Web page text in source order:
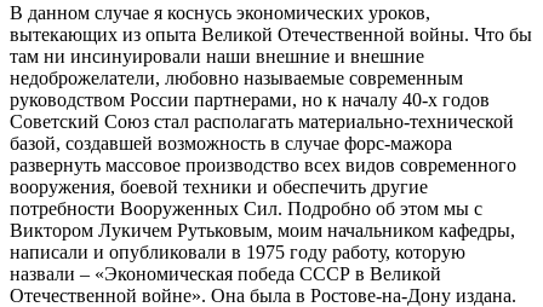
В данном случае я коснусь экономических уроков,
вытекающих из опыта Великой Отечественной войны. Что бы
там ни инсинуировали наши внешние и внешние
недоброжелатели, любовно называемые современным
руководством России партнерами, но к началу 40-х годов
Советский Союз стал располагать материально-технической
базой, создавшей возможность в случае форс-мажора
развернуть массовое производство всех видов современного
вооружения, боевой техники и обеспечить другие
потребности Вооруженных Сил. Подробно об этом мы с
Виктором Лукичем Рутьковым, моим начальником кафедры,
написали и опубликовали в 1975 году работу, которую
назвали – «Экономическая победа СССР в Великой
Отечественной войне». Она была в Ростове-на-Дону издана.